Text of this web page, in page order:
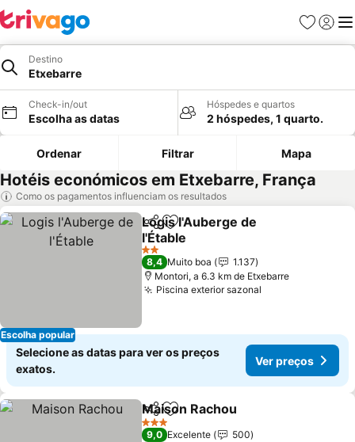
Favoritos
Iniciar
Destino
Etxebarre
Check-in/out
Escolha as datas
Hóspedes e quartos
2 hóspedes, 1 quarto.
Ordenar Filtrar Mapa
Hotéis económicos em Etxebarre, França
Como os pagamentos influenciam os resultados
Escolha popular
PartilharAdicionar aos favoritos
Logis l'Auberge de
l'Étable
Ver preços
2 Estrelas
8,4 Muito boa
1.137
Montori, a 6.3 km de Etxebarre
Piscina exterior sazonal
Selecione as datas para ver os preços
exatos.
Ver preços
PartilharAdicionar aos favoritos
Maison Rachou
3 Estrelas
9,0 Excelente
500